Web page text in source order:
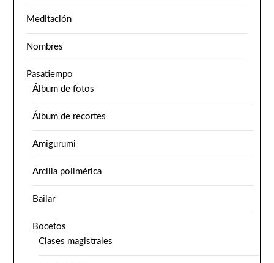
Meditación
Nombres
Pasatiempo
Álbum de fotos
Álbum de recortes
Amigurumi
Arcilla polimérica
Bailar
Bocetos
Clases magistrales